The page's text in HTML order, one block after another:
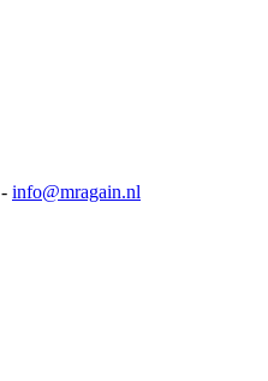
info@mragain.nl